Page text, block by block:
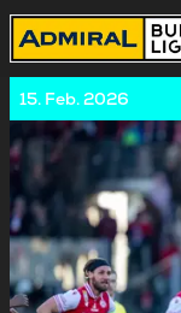
15. Feb. 2026